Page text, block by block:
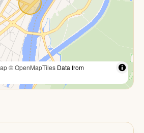
© OpenMapTiles Data from